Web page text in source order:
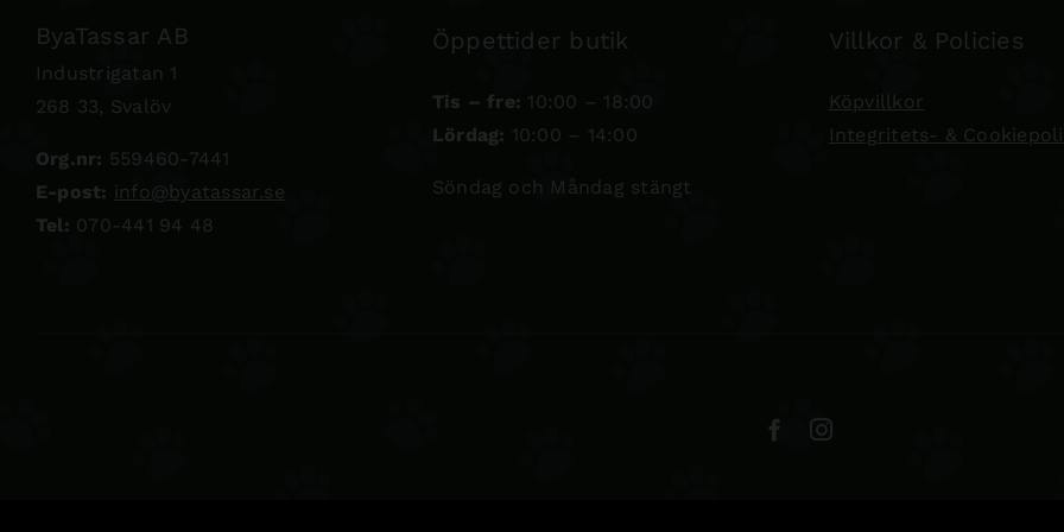
ByaTassar AB
Industrigatan 1
268 33, Svalöv
Org.nr: 559460-7441
E-post: info@byatassar.se
Tel: 070-441 94 48
Öppettider butik
Tis – fre: 10:00 – 18:00
Lördag: 10:00 – 14:00
Söndag och Måndag stängt
Villkor & Policies
Köpvillkor
Integritets- &